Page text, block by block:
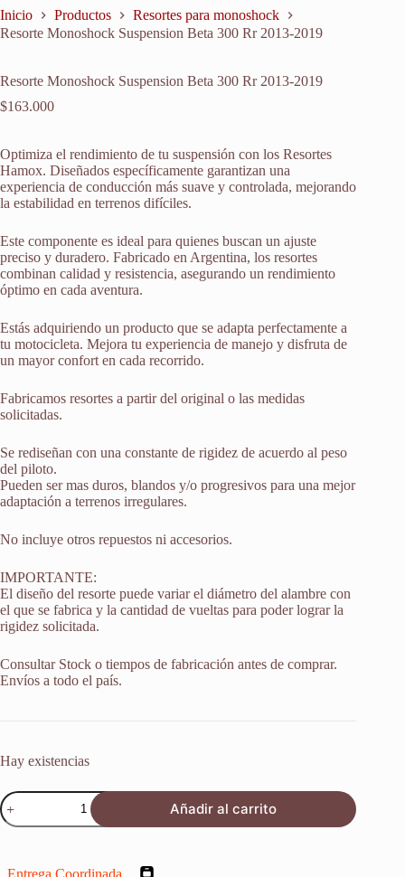
Inicio Productos
Resortes para monoshock
Resorte Monoshock Suspension Beta 300 Rr 2013-2019
Resorte Monoshock Suspension Beta 300 Rr 2013-2019
$163.000
Optimiza el rendimiento de tu suspensión con los Resortes
Hamox. Diseñados específicamente garantizan una
experiencia de conducción más suave y controlada, mejorando
la estabilidad en terrenos difíciles.
Este componente es ideal para quienes buscan un ajuste
preciso y duradero. Fabricado en Argentina, los resortes
combinan calidad y resistencia, asegurando un rendimiento
óptimo en cada aventura.
Estás adquiriendo un producto que se adapta perfectamente a
tu motocicleta. Mejora tu experiencia de manejo y disfruta de
un mayor confort en cada recorrido.
Fabricamos resortes a partir del original o las medidas
solicitadas.
Se rediseñan con una constante de rigidez de acuerdo al peso
del piloto.
Pueden ser mas duros, blandos y/o progresivos para una mejor
adaptación a terrenos irregulares.
No incluye otros repuestos ni accesorios.
IMPORTANTE:
El diseño del resorte puede variar el diámetro del alambre con
el que se fabrica y la cantidad de vueltas para poder lograr la
rigidez solicitada.
Consultar Stock o tiempos de fabricación antes de comprar.
Envíos a todo el país.
Hay existencias
Resorte
Monoshock
Suspension
Rr
Añadir al carrito
Entrega Coordinada